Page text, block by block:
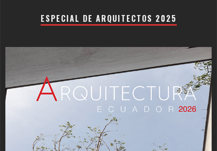
ESPECIAL DE ARQUITECTOS 2025